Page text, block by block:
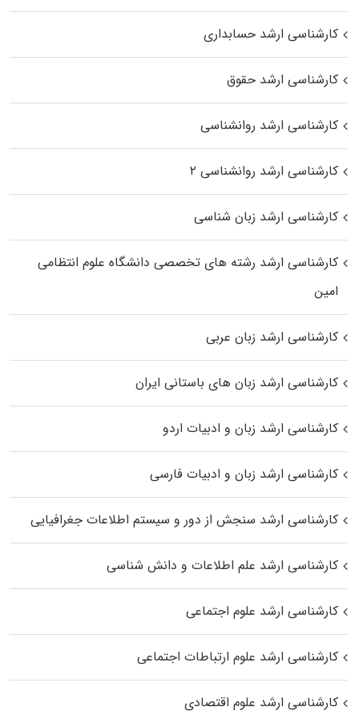
کارشناسی ارشد حسابداری
کارشناسی ارشد حقوق
کارشناسی ارشد روانشناسی
کارشناسی ارشد روانشناسی ۲
کارشناسی ارشد زبان شناسی
کارشناسی ارشد رﺷﺘﻪ ﻫﺎی تخصصی داﻧﺸﮕﺎه ﻋﻠﻮم انتظامی
اﻣﻴﻦ
کارشناسی ارشد زبان عربی
کارشناسی ارشد زبان‌ های باستانی ایران
کارشناسی ارشد زبان و ادبیات اردو
کارشناسی ارشد زبان و ادبیات فارسی
کارشناسی ارشد سنجش از دور و سیستم اطلاعات جغرافیایی
کارشناسی ارشد علم اطلاعات و دانش شناسی
کارشناسی ارشد علوم اجتماعی
کارشناسی ارشد علوم ارتباطات اجتماعی
کارشناسی ارشد علوم اقتصادی